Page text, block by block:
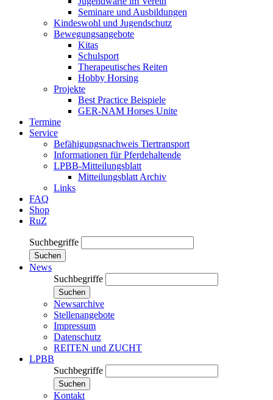
Seminare und Ausbildungen
Kindeswohl und Jugendschutz
Bewegungsangebote
Kitas
Schulsport
Therapeutisches Reiten
Hobby Horsing
Projekte
Best Practice Beispiele
GER-NAM Horses Unite
Termine
Service
Befähigungsnachweis Tiertransport
Informationen für Pferdehaltende
LPBB-Mitteilungsblatt
Mitteilungsblatt Archiv
Links
FAQ
Shop
RuZ
Suchbegriffe
Suchen
News
Suchbegriffe
Suchen
Newsarchive
Stellenangebote
Impressum
Datenschutz
REITEN und ZUCHT
LPBB
Suchbegriffe
Suchen
Kontakt